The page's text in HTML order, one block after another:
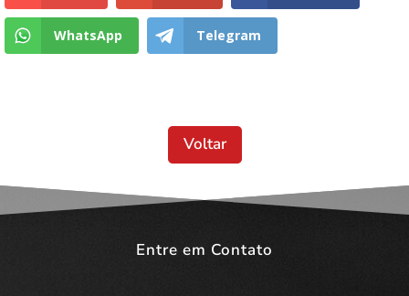
WhatsApp Telegram
Voltar
Entre em Contato